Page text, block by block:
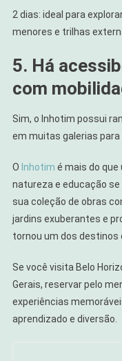
2 dias: ideal para
menores e trilhas
5. Há
com
Sim, o Inhotim possui
em muitas galerias
O Inhotim é mais do que
natureza e educação
sua coleção de obras
jardins exuberantes e
tornou um dos destinos
Se você visita Belo
Gerais, reservar pelo
experiências
aprendizado e diversão.